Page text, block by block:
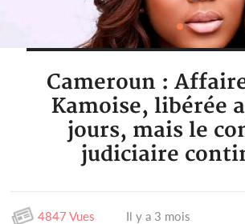
Cameroun :
Kamoise, libérée
jours, mais le
judiciaire
4847 Vues Il y a 3 mois